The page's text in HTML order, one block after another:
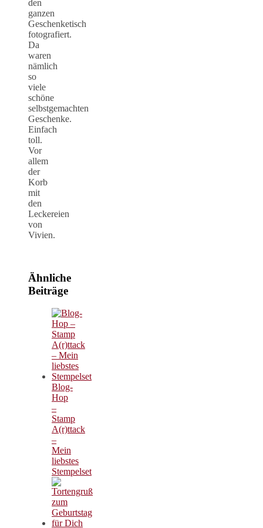
den
ganzen
Geschenketisch
fotografiert.
Da
waren
nämlich
so
viele
schöne
selbstgemachten
Geschenke.
Einfach
toll.
Vor
allem
der
Korb
mit
den
Leckereien
von
Vivien.
Ähnliche
Beiträge
Blog-
Hop
–
Stamp
A(r)ttack
–
Mein
liebstes
Stempelset